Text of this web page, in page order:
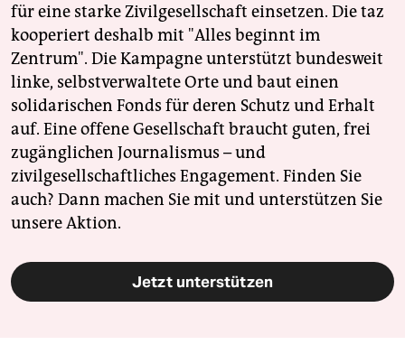
für eine starke Zivilgesellschaft einsetzen. Die taz
kooperiert deshalb mit "Alles beginnt im
Zentrum". Die Kampagne unterstützt bundesweit
linke, selbstverwaltete Orte und baut einen
solidarischen Fonds für deren Schutz und Erhalt
auf. Eine offene Gesellschaft braucht guten, frei
zugänglichen Journalismus – und
zivilgesellschaftliches Engagement. Finden Sie
auch? Dann machen Sie mit und unterstützen Sie
unsere Aktion.
Jetzt unterstützen